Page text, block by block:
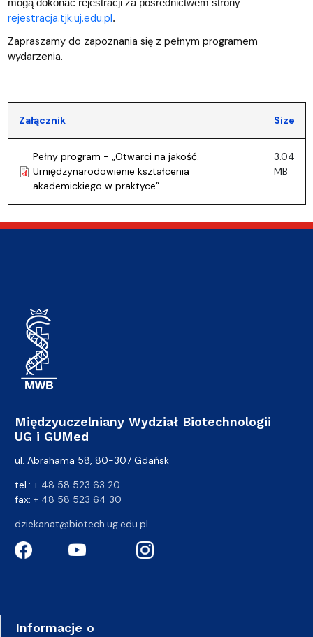
mogą dokonać rejestracji za pośrednictwem strony
rejestracja.tjk.uj.edu.pl.
Zapraszamy do zapoznania się z pełnym programem
wydarzenia.
Załącznik Size
Pełny program - „Otwarci na jakość.
Umiędzynarodowienie kształcenia
akademickiego w praktyce”
3.04
MB
Międzyuczelniany Wydział Biotechnologii
UG i GUMed
ul. Abrahama 58, 80-307 Gdańsk
tel.: + 48 58 523 63 20
fax: + 48 58 523 64 30
dziekanat@biotech.ug.edu.pl
Informacje o